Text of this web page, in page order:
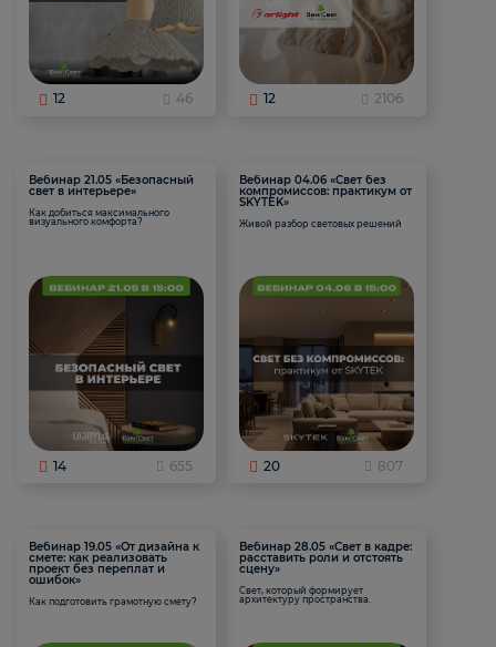
12 46 12 2106
Вебинар 21.05 «Безопасный
свет в интерьере»
Как добиться максимального
визуального комфорта?
14 655
Вебинар 04.06 «Свет без
компромиссов: практикум от
SKYTEK»
Живой разбор световых решений
20 807
Вебинар 19.05 «От дизайна к
смете: как реализовать
проект без переплат и
ошибок»
Как подготовить грамотную смету?
Вебинар 28.05 «Свет в кадре:
расставить роли и отстоять
сцену»
Свет, который формирует
архитектуру пространства.